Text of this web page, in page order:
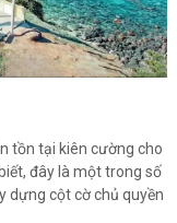
tồn tại kiên cường cho
đây là một trong số
dựng cột cờ chủ quyền